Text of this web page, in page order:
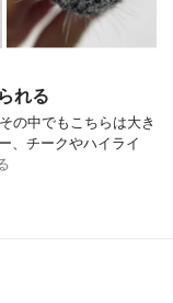
れる
の中でもこちらは大き
、チークやハイライ